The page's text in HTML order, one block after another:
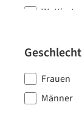
Wattiert
Geschlecht
Frauen
Männer